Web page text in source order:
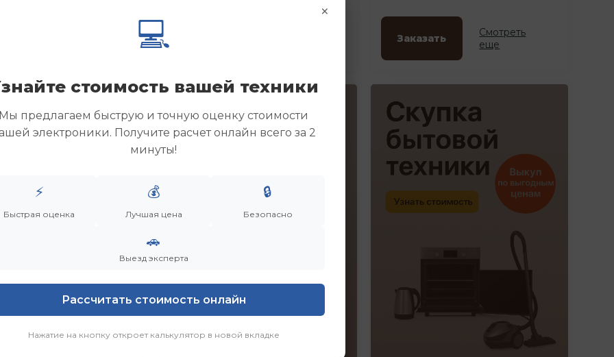
Заказать
Смотреть
еще
×
💻
стоимость вашей техники
предлагаем быструю и точную оценку стоимости
электроники. Получите расчет онлайн всего за 2
минуты!
⚡
Быстрая оценка
💰
Лучшая цена
🔒
Безопасно
🚗
Выезд эксперта
Рассчитать стоимость онлайн
Нажатие на кнопку откроет калькулятор в новой вкладке